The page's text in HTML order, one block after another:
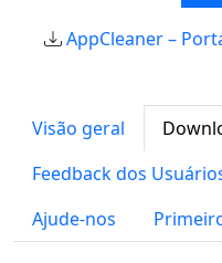
AppCleaner –
Visão geral
Feedback dos
Ajude-nos